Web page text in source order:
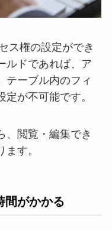
ス権の設定ができ
ルドであれば、ア
テーブル内のフィ
が不可能です。
、閲覧・編集でき
す。
間がかかる